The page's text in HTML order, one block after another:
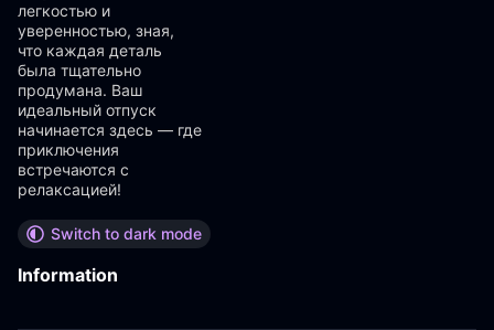
легкостью и
уверенностью, зная,
что каждая деталь
была тщательно
продумана. Ваш
идеальный отпуск
начинается здесь — где
приключения
встречаются с
релаксацией!
Switch to dark mode
Information